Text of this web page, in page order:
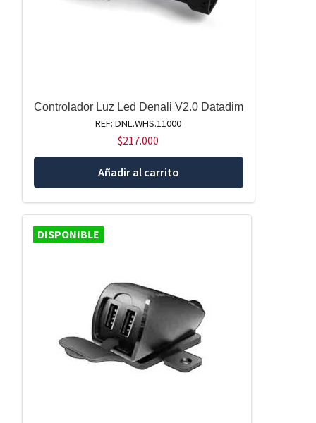
Controlador Luz Led Denali V2.0 Datadim
REF: DNL.WHS.11000
$217.000
Añadir al carrito
DISPONIBLE